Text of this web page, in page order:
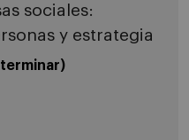
sociales:
y estrategia